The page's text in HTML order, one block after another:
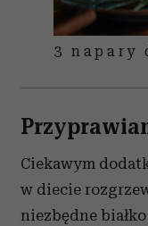
3 napary
Ciekawym
w diecie
niezbędne